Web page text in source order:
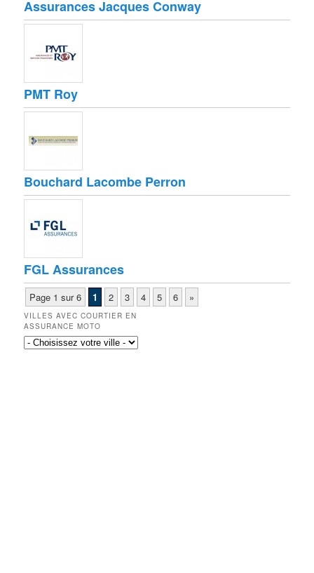
Assurances Jacques Conway
PMT Roy
Bouchard Lacombe Perron
FGL Assurances
Page 1 sur 6 1 2 3 4 5 6 »
VILLES AVEC COURTIER EN
ASSURANCE MOTO